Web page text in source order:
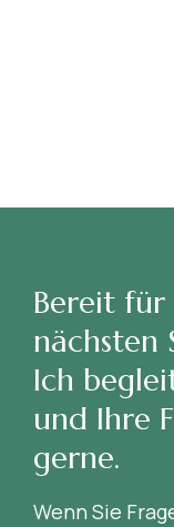
Bereit für
nächsten
Ich
und Ihre
gerne.
Wenn Sie